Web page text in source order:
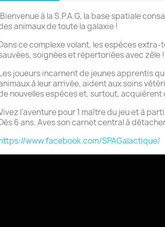
Bienvenue à la S.P.A.G, la base spatiale
animaux de toute la galaxie !
ce complexe volant, les espèces
soignées et répertoriées avec zèle !
joueurs incarnent de jeunes apprentis
à leur arrivée, aident aux soins
nouvelles espèces et, surtout, acquièrent
l’aventure pour 1 maître du jeu et à
6 ans. Aves son carnet central à
www.facebook.com/SPAGalactique/